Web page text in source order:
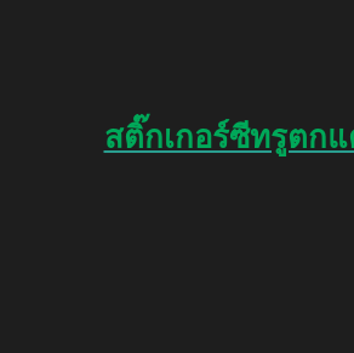
สติ๊กเกอร์ซีทรูตก